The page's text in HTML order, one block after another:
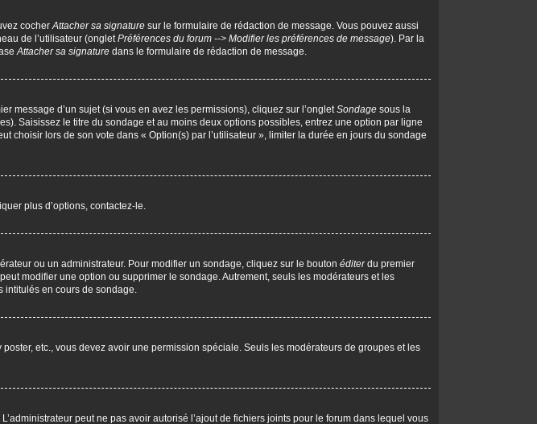
cocherAttacher sa signature sur le formulaire de rédaction de message. Vous pouvez aussi
de l’utilisateur (ongletPréférences du forum --> Modifier les préférences de message). Par la
Attacher sa signature dans le formulaire de rédaction de message.
message d’un sujet (si vous en avez les permissions), cliquez sur l’ongletSondage sous la
Saisissez le titre du sondage et au moins deux options possibles, entrez une option par ligne
choisir lors de son vote dans « Option(s) par l’utilisateur », limiter la durée en jours du sondage
plus d’options, contactez-le.
ou un administrateur. Pour modifier un sondage, cliquez sur le bouton éditerdu premier
modifier une option ou supprimer le sondage. Autrement, seuls les modérateurs et les
intitulés en cours de sondage.
etc., vous devez avoir une permission spéciale. Seuls les modérateurs de groupes et les
peut ne pas avoir autorisé l’ajout de fichiers joints pour le forum dans lequel vous